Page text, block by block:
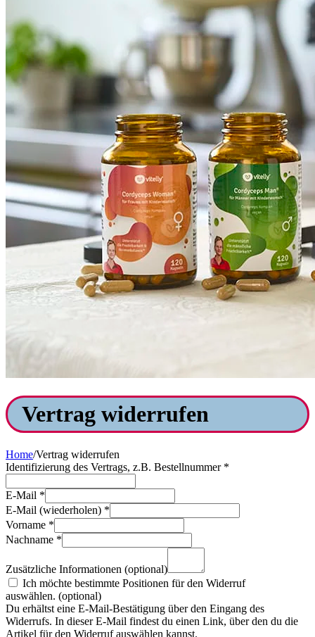
Vertrag widerrufen
Home/Vertrag widerrufen
Identifizierung des Vertrags, z.B. Bestellnummer *
E-Mail *
E-Mail (wiederholen) *
Vorname *
Nachname *
Zusätzliche Informationen (optional)
Ich möchte bestimmte Positionen für den Widerruf
auswählen. (optional)
Du erhältst eine E-Mail-Bestätigung über den Eingang des
Widerrufs. In dieser E-Mail findest du einen Link, über den du die
Artikel für den Widerruf auswählen kannst.